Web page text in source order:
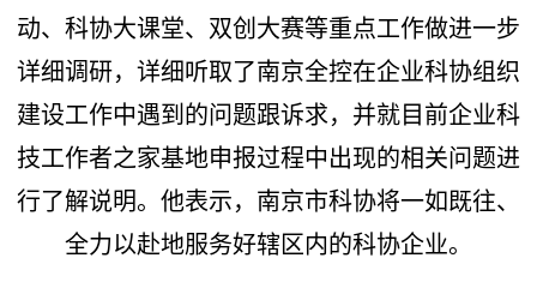
动、科协大课堂、双创大赛等重点工作做进一步
详细调研，详细听取了南京全控在企业科协组织
建设工作中遇到的问题跟诉求，并就目前企业科
技工作者之家基地申报过程中出现的相关问题进
行了解说明。他表示，南京市科协将一如既往、
全力以赴地服务好辖区内的科协企业。